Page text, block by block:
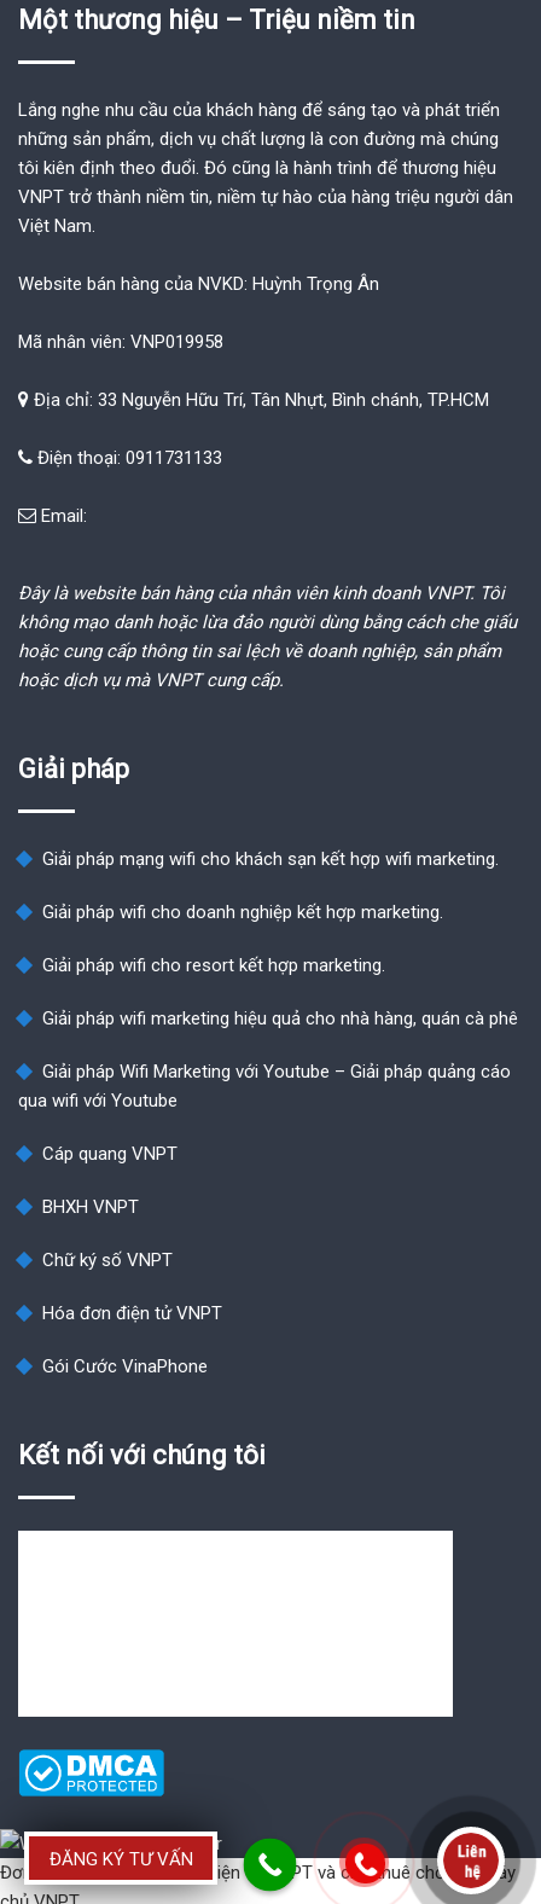
Một thương hiệu – Triệu niềm tin
Lắng nghe nhu cầu của khách hàng để sáng tạo và phát triển
những sản phẩm, dịch vụ chất lượng là con đường mà chúng
tôi kiên định theo đuổi. Đó cũng là hành trình để thương hiệu
VNPT trở thành niềm tin, niềm tự hào của hàng triệu người dân
Việt Nam.
Website bán hàng của NVKD: Huỳnh Trọng Ân
Mã nhân viên: VNP019958
Địa chỉ: 33 Nguyễn Hữu Trí, Tân Nhựt, Bình chánh, TP.HCM
Điện thoại: 0911731133
Email:
ĐĂNG KÝ TƯ VẤN
Đây là website bán hàng của nhân viên kinh doanh VNPT. Tôi
không mạo danh hoặc lừa đảo người dùng bằng cách che giấu
hoặc cung cấp thông tin sai lệch về doanh nghiệp, sản phẩm
hoặc dịch vụ mà VNPT cung cấp.
Giải pháp
Giải pháp mạng wifi cho khách sạn kết hợp wifi marketing.
Giải pháp wifi cho doanh nghiệp kết hợp marketing.
Giải pháp wifi cho resort kết hợp marketing.
Giải pháp wifi marketing hiệu quả cho nhà hàng, quán cà phê
Giải pháp Wifi Marketing với Youtube – Giải pháp quảng cáo
qua wifi với Youtube
Cáp quang VNPT
BHXH VNPT
Chữ ký số VNPT
Hóa đơn điện tử VNPT
Gói Cước VinaPhone
Kết nối với chúng tôi
Đơn vị cung cấp Hóa đơn điện tử VNPTvàcho thuê chổ đặt máy